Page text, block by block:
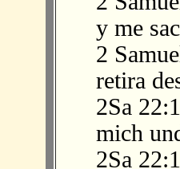
y me
2
retira
2Sa
mich
2Sa